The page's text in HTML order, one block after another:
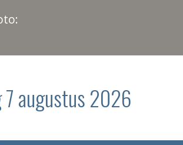
augustus 2026